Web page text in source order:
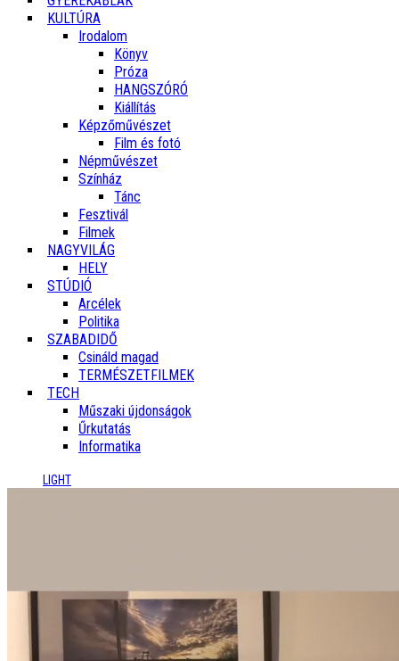
KULTÚRA
Irodalom
Könyv
Próza
HANGSZÓRÓ
Kiállítás
Képzőművészet
Film és fotó
Népművészet
Színház
Tánc
Fesztivál
Filmek
NAGYVILÁG
HELY
STÚDIÓ
Arcélek
Politika
SZABADIDŐ
Csináld magad
TERMÉSZETFILMEK
TECH
Műszaki újdonságok
Űrkutatás
Informatika
LIGHT